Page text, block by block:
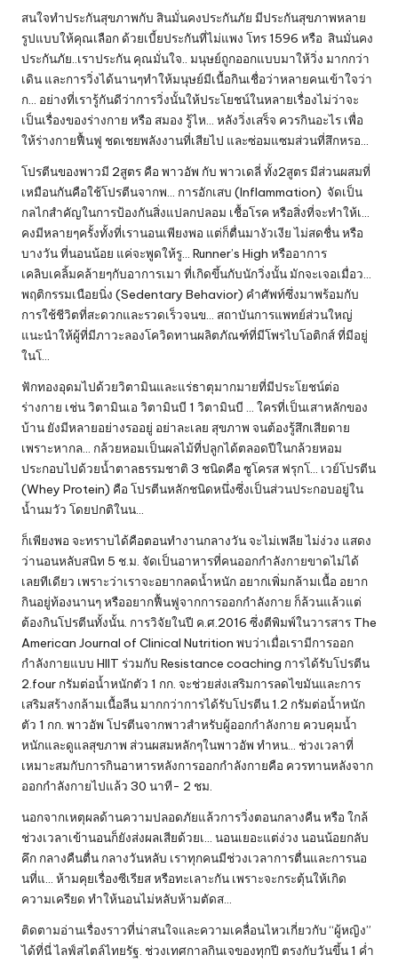
สนใจทำประกันสุขภาพกับ สินมั่นคงประกันภัย มีประกันสุขภาพหลาย
รูปแบบให้คุณเลือก ด้วยเบี้ยประกันที่ไม่แพง โทร 1596 หรือ สินมั่นคง
ประกันภัย..เราประกัน คุณมั่นใจ.. มนุษย์ถูกออกแบบมาให้วิ่ง มากกว่า
เดิน และการวิ่งได้นานๆทำให้มนุษย์มีเนื้อกินเชื่อว่าหลายคนเข้าใจว่า
ก… อย่างที่เรารู้กันดีว่าการวิ่งนั้นให้ประโยชน์ในหลายเรื่องไม่ว่าจะ
เป็นเรื่องของร่างกาย หรือ สมอง รู้ไห… หลังวิ่งเสร็จ ควรกินอะไร เพื่อ
ให้ร่างกายฟื้นฟู ชดเชยพลังงานที่เสียไป และซ่อมแซมส่วนที่สึกหรอ…
โปรตีนของพาวมี 2สูตร คือ พาวอัพ กับ พาวเดลี่ ทั้ง2สูตร มีส่วนผสมที่
เหมือนกันคือใช้โปรตีนจากพ… การอักเสบ (Inflammation) จัดเป็น
กลไกสำคัญในการป้องกันสิ่งแปลกปลอม เชื้อโรค หรือสิ่งที่จะทำให้เ…
คงมีหลายๆครั้งทั้งที่เรานอนเพียงพอ แต่ก็ตื่นมางัวเงีย ไม่สดชื่น หรือ
บางวัน ที่นอนน้อย แค่จะพูดให้รู… Runner’s High หรืออาการ
เคลิบเคลิ้มคล้ายๆกับอาการเมา ที่เกิดขึ้นกับนักวิ่งนั้น มักจะเจอเมื่อว…
พฤติกรรมเนือยนิ่ง (Sedentary Behavior) คำศัพท์ซึ่งมาพร้อมกับ
การใช้ชีวิตที่สะดวกและรวดเร็วจนข… สถาบันการแพทย์ส่วนใหญ่
แนะนำให้ผู้ที่มีภาวะลองโควิดทานผลิตภัณฑ์ที่มีโพรไบโอติกส์ ที่มีอยู่
ในโ…
ฟักทองอุดมไปด้วยวิตามินและแร่ธาตุมากมายที่มีประโยชน์ต่อ
ร่างกาย เช่น วิตามินเอ วิตามินบี 1 วิตามินบี … ใครที่เป็นเสาหลักของ
บ้าน ยังมีหลายอย่างรออยู่ อย่าละเลย สุขภาพ จนต้องรู้สึกเสียดาย
เพราะหากล… กล้วยหอมเป็นผลไม้ที่ปลูกได้ตลอดปีในกล้วยหอม
ประกอบไปด้วยน้ำตาลธรรมชาติ 3 ชนิดคือ ซูโครส ฟรุกโ… เวย์โปรตีน
(Whey Protein) คือ โปรตีนหลักชนิดหนึ่งซึ่งเป็นส่วนประกอบอยู่ใน
น้ำนมวัว โดยปกติในน…
ก็เพียงพอ จะทราบได้คือตอนทำงานกลางวัน จะไม่เพลีย ไม่ง่วง แสดง
ว่านอนหลับสนิท 5 ช.ม. จัดเป็นอาหารที่คนออกกำลังกายขาดไม่ได้
เลยทีเดียว เพราะว่าเราจะอยากลดน้ำหนัก อยากเพิ่มกล้ามเนื้อ อยาก
กินอยู่ท้องนานๆ หรืออยากฟื้นฟูจากการออกกำลังกาย ก็ล้วนแล้วแต่
ต้องกินโปรตีนทั้งนั้น. การวิจัยในปี ค.ศ.2016 ซึ่งตีพิมพ์ในวารสาร The
American Journal of Clinical Nutrition พบว่าเมื่อเรามีการออก
กำลังกายแบบ HIIT ร่วมกับ Resistance coaching การได้รับโปรตีน
2.four กรัมต่อน้ำหนักตัว 1 กก. จะช่วยส่งเสริมการลดไขมันและการ
เสริมสร้างกล้ามเนื้อลีน มากกว่าการได้รับโปรตีน 1.2 กรัมต่อน้ำหนัก
ตัว 1 กก. พาวอัพ โปรตีนจากพาวสำหรับผู้ออกกำลังกาย ควบคุมน้ำ
หนักและดูแลสุขภาพ ส่วนผสมหลักๆในพาวอัพ ทำหน… ช่วงเวลาที่
เหมาะสมกับการกินอาหารหลังการออกกำลังกายคือ ควรทานหลังจาก
ออกกำลังกายไปแล้ว 30 นาที- 2 ชม.
นอกจากเหตุผลด้านความปลอดภัยแล้วการวิ่งตอนกลางคืน หรือ ใกล้
ช่วงเวลาเข้านอนก็ยังส่งผลเสียด้วยเ… นอนเยอะแต่ง่วง นอนน้อยกลับ
คึก กลางคืนตื่น กลางวันหลับ เราทุกคนมีช่วงเวลาการตื่นและการนอ
นที่แ… ห้ามคุยเรื่องซีเรียส หรือทะเลาะกัน เพราะจะกระตุ้นให้เกิด
ความเครียด ทำให้นอนไม่หลับห้ามตัดส…
ติดตามอ่านเรื่องราวที่น่าสนใจและความเคลื่อนไหวเกี่ยวกับ “ผู้หญิง”
ได้ที่นี่ ไลฟ์สไตล์ไทยรัฐ. ช่วงเทศกาลกินเจของทุกปี ตรงกับวันขึ้น 1 ค่ำ